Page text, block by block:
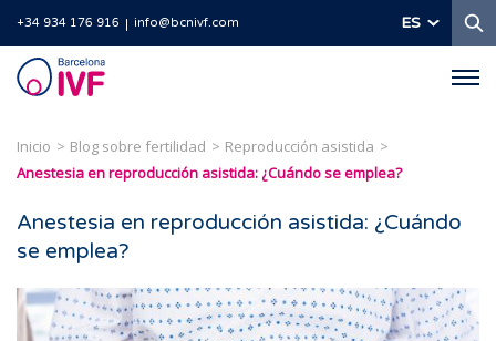
+34 934 176 916 info@bcnivf.com ES
Barcelona
IVF
Inicio Blog sobre fertilidad
Reproducción asistida
Anestesia en reproducción asistida: ¿Cuándo se emplea?
Anestesia en reproducción asistida: ¿Cuándo
se emplea?